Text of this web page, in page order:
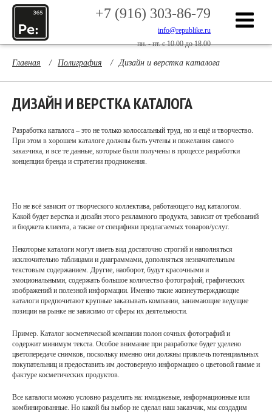
+7 (916) 303-86-79
info@republike.ru
пн. - пт. с 10.00 до 18.00
Главная / Полиграфия / Дизайн и верстка каталога
ДИЗАЙН И ВЕРСТКА КАТАЛОГА
Разработка каталога – это не только колоссальный труд, но и ещё и творчество.
При этом в хорошем каталоге должны быть учтены и пожелания самого
заказчика, и все те данные, которые были получены в процессе разработки
концепции бренда и стратегии продвижения.
Но не всё зависит от творческого коллектива, работающего над каталогом.
Какой будет верстка и дизайн этого рекламного продукта, зависит от требований
и бюджета клиента, а также от специфики предлагаемых товаров/услуг.
Некоторые каталоги могут иметь вид достаточно строгий и наполняться
исключительно таблицами и диаграммами, дополняться незначительным
текстовым содержанием. Другие, наоборот, будут красочными и
эмоциональными, содержать большое количество фотографий, графических
изображений и полезной информации. Именно такие жизнеутверждающие
каталоги предпочитают крупные заказывать компании, занимающие ведущие
позиции на рынке не зависимо от сферы их деятельности.
Пример. Каталог косметической компании полон сочных фотографий и
содержит минимум текста. Особое внимание при разработке будет уделено
цветопередаче снимков, поскольку именно они должны привлечь потенциальных
покупательниц и предоставить им достоверную информацию о цветовой гамме и
фактуре косметических продуктов.
Все каталоги можно условно разделить на: имиджевые, информационные или
комбинированные. Но какой бы выбор не сделал наш заказчик, мы создадим